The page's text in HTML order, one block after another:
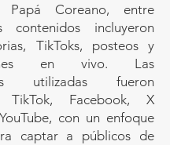
Papá Coreano, entre
contenidos incluyeron
TikToks, posteos y
en vivo. Las
utilizadas fueron
TikTok, Facebook, X
con un enfoque
captar a públicos de